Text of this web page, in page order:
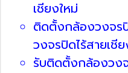
เชียงใหม่
ติดตั้งกล้องวงจร
วงจรปิดไร้สายเชี
รับติดตั้งกล้องวง